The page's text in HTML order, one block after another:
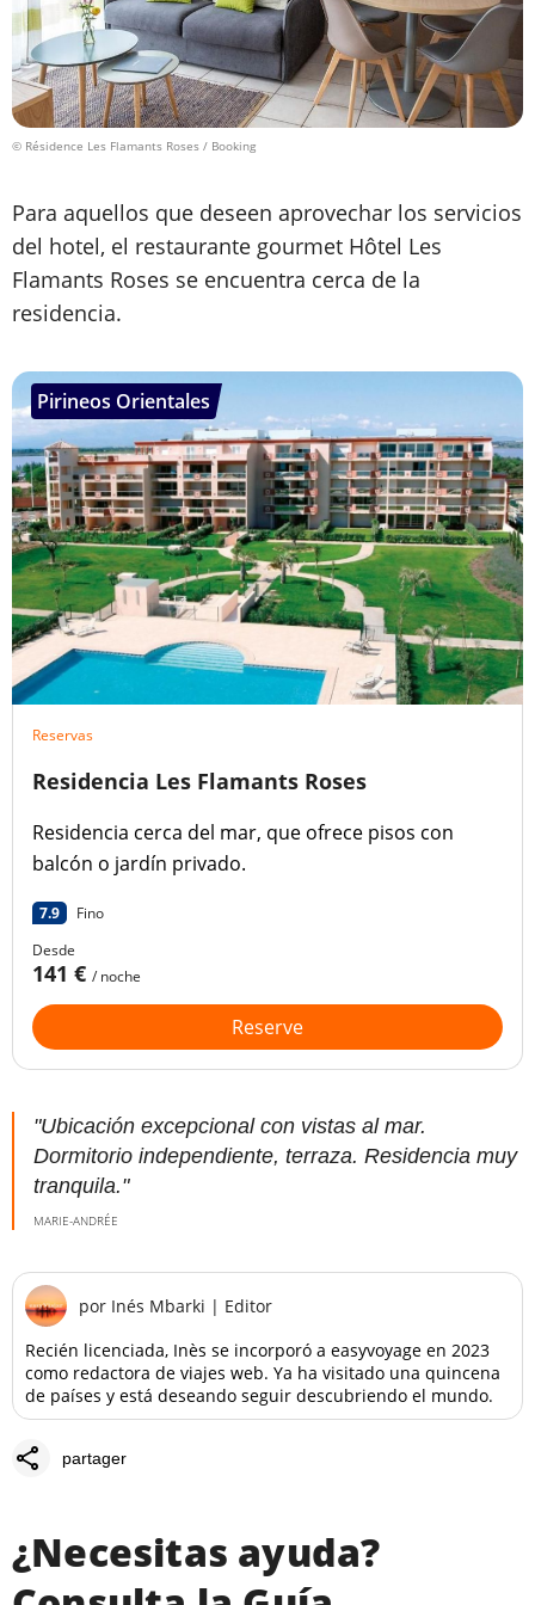
© Résidence Les Flamants Roses / Booking
Para aquellos que deseen aprovechar los servicios
del hotel, el restaurante gourmet Hôtel Les
Flamants Roses se encuentra cerca de la
residencia.
Pirineos Orientales
Reservas
Residencia Les Flamants Roses
Residencia cerca del mar, que ofrece pisos con
balcón o jardín privado.
7.9
Fino
Desde
141 € / noche
Reserve
"Ubicación excepcional con vistas al mar.
Dormitorio independiente, terraza. Residencia muy
tranquila."
MARIE-ANDRÉE
por Inés Mbarki | Editor
Recién licenciada, Inès se incorporó a easyvoyage en 2023
como redactora de viajes web. Ya ha visitado una quincena
de países y está deseando seguir descubriendo el mundo.
share partager
¿Necesitas ayuda?